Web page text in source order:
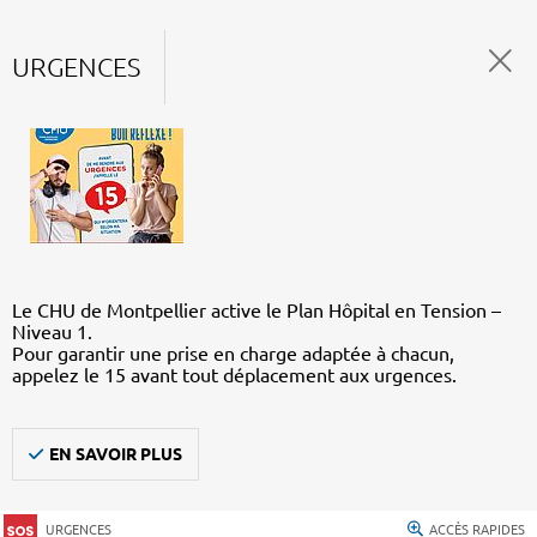
URGENCES
Le CHU de Montpellier active le Plan Hôpital en Tension –
Niveau 1.
Pour garantir une prise en charge adaptée à chacun,
appelez le 15 avant tout déplacement aux urgences.
EN SAVOIR PLUS
URGENCES ACCÈS RAPIDES